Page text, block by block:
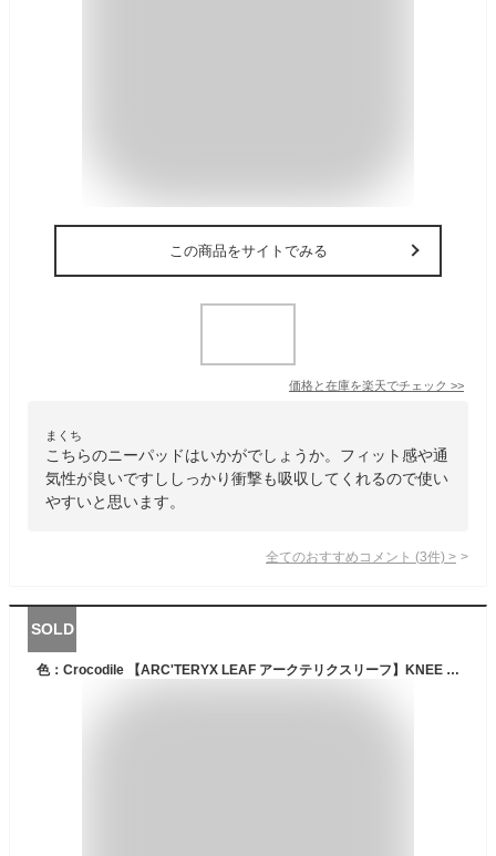
この商品をサイトでみる
価格と在庫を楽天でチェック >>
まくち
こちらのニーパッドはいかがでしょうか。フィット感や通
気性が良いですししっかり衝撃も吸収してくれるので使い
やすいと思います。
全てのおすすめコメント (3件) >
SOLD
色：Crocodile 【ARC'TERYX LEAF アークテリクスリーフ】KNEE CAPS ニーカップ ニーパッド 9467(Crocodile) [並行輸入品]